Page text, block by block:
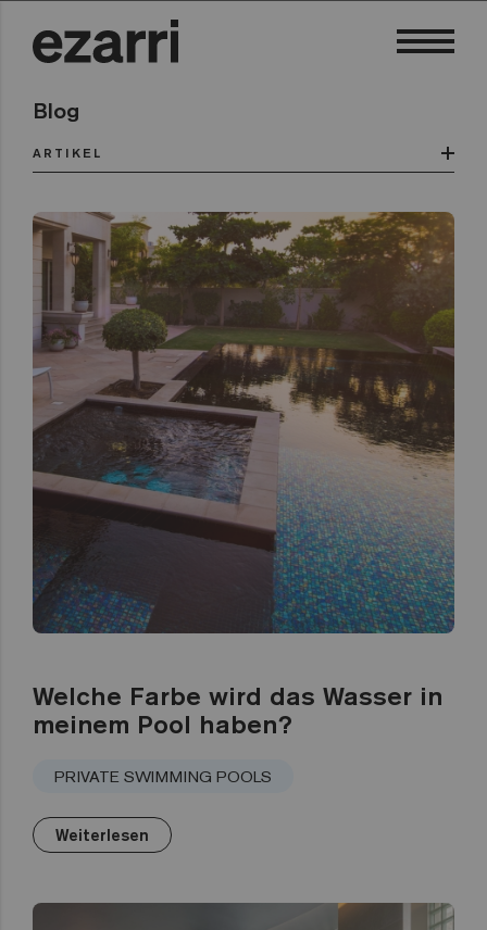
Blog
ARTIKEL
Welche Farbe wird das Wasser in
meinem Pool haben?
PRIVATE SWIMMING POOLS
Weiterlesen